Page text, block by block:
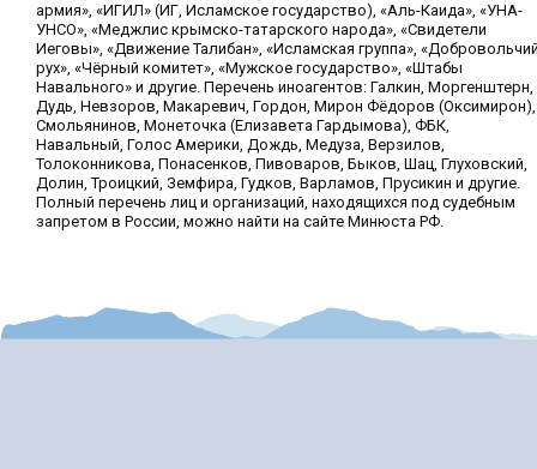
армия», «ИГИЛ» (ИГ, Исламское государство), «Аль-Каида», «УНА-
УНСО», «Меджлис крымско-татарского народа», «Свидетели
Иеговы», «Движение Талибан», «Исламская группа»,
рух», «Чёрный комитет», «Мужское государство», «Штабы
Навального» и другие. Перечень иноагентов: Галкин, Моргенштерн,
Дудь, Невзоров, Макаревич, Гордон, Мирон Фёдоров (Оксимирон),
Смольянинов, Монеточка (Елизавета Гардымова), ФБК,
Навальный, Голос Америки, Дождь, Медуза, Верзилов,
Толоконникова, Понасенков, Пивоваров, Быков, Шац, Глуховский,
Долин, Троицкий, Земфира, Гудков, Варламов, Прусикин и другие.
Полный перечень лиц и организаций, находящихся под судебным
запретом в России, можно найти на сайте Минюста РФ.